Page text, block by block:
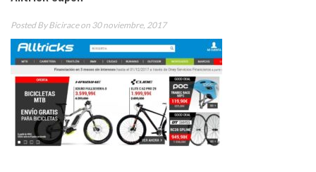
Posted ByBiciraceon 30 noviembre, 2017